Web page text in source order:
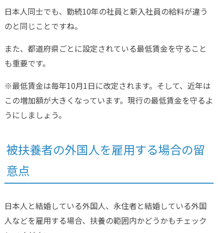
日本人同士でも、勤続10年の社員と新入社員の給料が違う
のと同じことですね。
また、都道府県ごとに設定されている最低賃金を守ること
も重要です。
※最低賃金は毎年10月1日に改定されます。そして、近年は
この増加額が大きくなっています。現行の最低賃金を守るよ
うにしましょう。
被扶養者の外国人を雇用する場合の留
意点
日本人と結婚している外国人、永住者と結婚している外国
人などを雇用する場合、扶養の範囲内かどうかもチェック